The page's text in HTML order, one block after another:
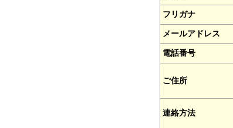
フリガナ
メールアドレス
電話番号
ご住所
連絡方法